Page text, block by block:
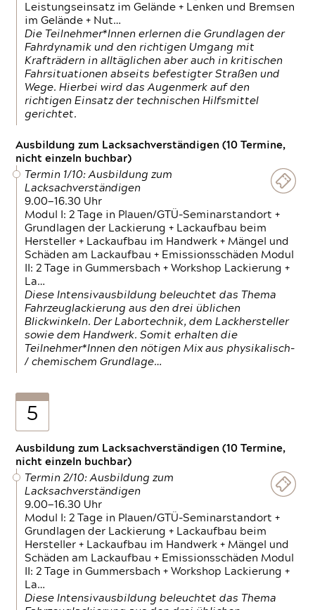
Leistungseinsatz im Gelände + Lenken und Bremsen
im Gelände + Nut…
Die Teilnehmer*Innen erlernen die Grundlagen der
Fahrdynamik und den richtigen Umgang mit
Krafträdern in alltäglichen aber auch in kritischen
Fahrsituationen abseits befestigter Straßen und
Wege. Hierbei wird das Augenmerk auf den
richtigen Einsatz der technischen Hilfsmittel
gerichtet.
Ausbildung zum Lacksachverständigen (10 Termine,
nicht einzeln buchbar)
Termin 1/10: Ausbildung zum
Lacksachverständigen
9.00—16.30 Uhr
Modul I: 2 Tage in Plauen/GTÜ-Seminarstandort +
Grundlagen der Lackierung + Lackaufbau beim
Hersteller + Lackaufbau im Handwerk + Mängel und
Schäden am Lackaufbau + Emissionsschäden Modul
II: 2 Tage in Gummersbach + Workshop Lackierung +
La…
Diese Intensivausbildung beleuchtet das Thema
Fahrzeuglackierung aus den drei üblichen
Blickwinkeln. Der Labortechnik, dem Lackhersteller
sowie dem Handwerk. Somit erhalten die
Teilnehmer*Innen den nötigen Mix aus physikalisch-
/ chemischem Grundlage…
5
Ausbildung zum Lacksachverständigen (10 Termine,
nicht einzeln buchbar)
Termin 2/10: Ausbildung zum
Lacksachverständigen
9.00—16.30 Uhr
Modul I: 2 Tage in Plauen/GTÜ-Seminarstandort +
Grundlagen der Lackierung + Lackaufbau beim
Hersteller + Lackaufbau im Handwerk + Mängel und
Schäden am Lackaufbau + Emissionsschäden Modul
II: 2 Tage in Gummersbach + Workshop Lackierung +
La…
Diese Intensivausbildung beleuchtet das Thema